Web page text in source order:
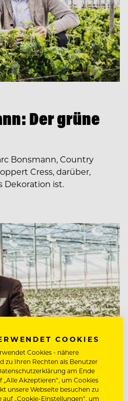
Der grüne
Bonsmann, Country
Cress, darüber,
Dekoration ist.
COOKIES
Cookies - nähere
zu Ihren Rechten als Benutzer
am Ende
„Alle Akzeptieren“, um Cookies
unsere Webseite besuchen zu
auf „Cookie-Einstellungen“, um